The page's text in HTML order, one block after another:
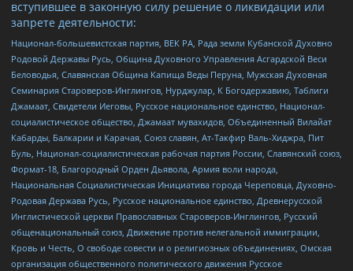
вступившее в законную силу решение о ликвидации или
запрете деятельности:
Национал-большевистская партия, ВЕК РА, Рада земли Кубанской Духовно
Родовой Державы Русь, Община Духовного Управления Асгардской Веси
Беловодья, Славянская Община Капища Веды Перуна, Мужская Духовная
Семинария Староверов-Инглингов, Нурджулар, К Богодержавию, Таблиги
Джамаат, Свидетели Иеговы, Русское национальное единство, Национал-
социалистическое общество, Джамаат мувахидов, Объединенный Вилайат
Кабарды, Балкарии и Карачая, Союз славян, Ат-Такфир Валь-Хиджра, Пит
Буль, Национал-социалистическая рабочая партия России, Славянский союз,
Формат-18, Благородный Орден Дьявола, Армия воли народа,
Национальная Социалистическая Инициатива города Череповца, Духовно-
Родовая Держава Русь, Русское национальное единство, Древнерусской
Инглистической церкви Православных Староверов-Инглингов, Русский
общенациональный союз, Движение против нелегальной иммиграции,
Кровь и Честь, О свободе совести и о религиозных объединениях, Омская
организация общественного политического движения Русское